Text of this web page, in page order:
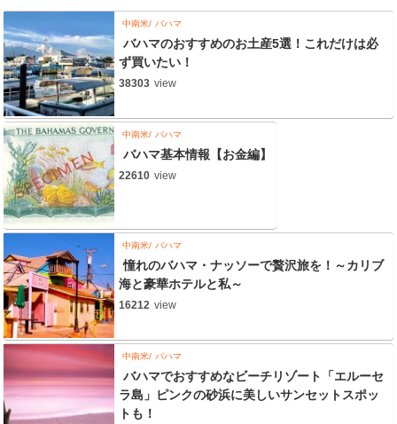
中南米 バハマ
バハマのおすすめのお土産5選！これだけは必
ず買いたい！
38303 view
中南米 バハマ
バハマ基本情報【お金編】
22610 view
中南米 バハマ
憧れのバハマ・ナッソーで贅沢旅を！～カリブ
海と豪華ホテルと私～
16212 view
中南米 バハマ
バハマでおすすめなビーチリゾート「エルーセ
ラ島」ピンクの砂浜に美しいサンセットスポッ
トも！